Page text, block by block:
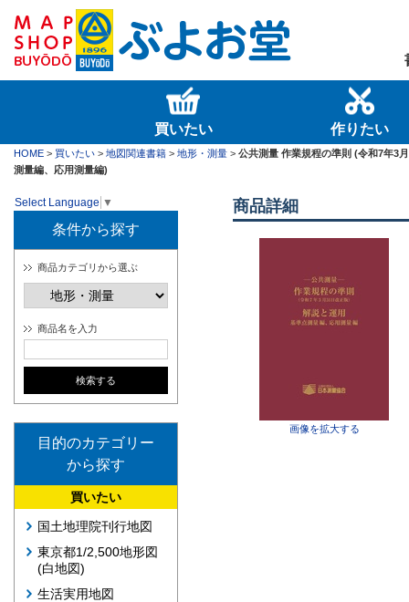
買いたい 作りたい
HOME > 買いたい > 地図関連書籍 > 地形・測量 > 公共測量 作業規程の準則 (令和7年3
測量編、応用測量編)
Select Language ▼
条件から探す
商品カテゴリから選ぶ
商品名を入力
目的のカテゴリー
から探す
買いたい
国土地理院刊行地図
東京都1/2,500地形図
(白地図)
生活実用地図
商品詳細
画像を拡大する